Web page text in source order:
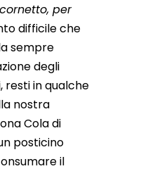
per
difficile che
sempre
degli
resti in qualche
nostra
Cola di
posticino
il